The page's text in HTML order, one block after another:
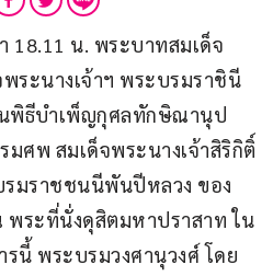
18.11 น. พระบาทสมเด็จ
ระนางเจ้าฯ พระบรมราชินี
นพิธีบำเพ็ญกุศลทักษิณานุป
มศพ สมเด็จพระนางเจ้าสิริกิติ์
มราชชนนีพันปีหลวง ของ
ระที่นั่งดุสิตมหาปราสาท ใน
นี้ พระบรมวงศานุวงศ์ โดย